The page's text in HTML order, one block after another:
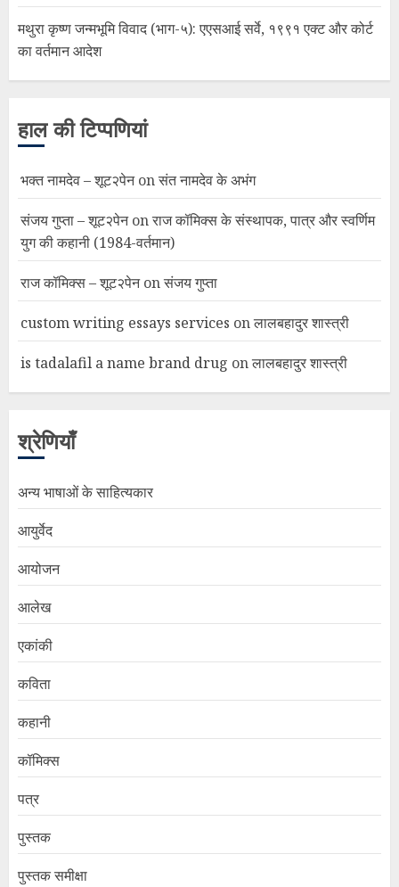
मथुरा कृष्ण जन्मभूमि विवाद (भाग-५): एएसआई सर्वे, १९९१ एक्ट और कोर्ट
का वर्तमान आदेश
हाल की टिप्पणियां
भक्त नामदेव – शूट२पेनonसंत नामदेव के अभंग
संजय गुप्ता – शूट२पेनonराज कॉमिक्स के संस्थापक, पात्र और स्वर्णिम
युग की कहानी (1984-वर्तमान)
राज कॉमिक्स – शूट२पेनonसंजय गुप्ता
custom writing essays services onलालबहादुर शास्त्री
is tadalafil a name brand drug onलालबहादुर शास्त्री
श्रेणियाँ
अन्य भाषाओं के साहित्यकार
आयुर्वेद
आयोजन
आलेख
एकांकी
कविता
कहानी
कॉमिक्स
पत्र
पुस्तक
पुस्तक समीक्षा